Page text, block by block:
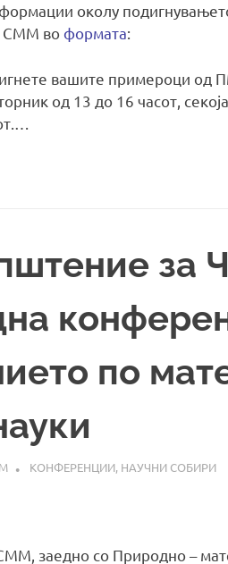
околу
СММ воформата:
вашите примероци од
од 13 до 16 часот,
за
по
КОНФЕРЕНЦИИ, НАУЧНИ СОБИРИ
заедно со Природно –